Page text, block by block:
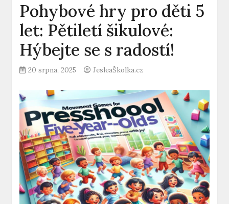
Pohybové hry pro děti 5
let: Pětiletí šikulové:
Hýbejte se s radostí!
20 srpna, 2025 JesleaŠkolka.cz